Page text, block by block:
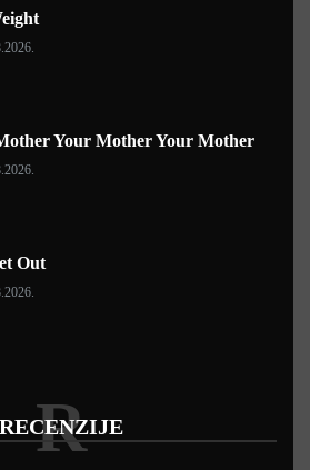
Your Mother Your Mother
Out
RECENZIJE
R